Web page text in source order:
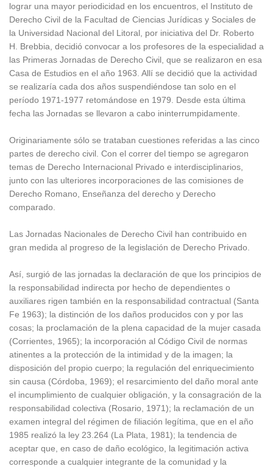
lograr una mayor periodicidad en los encuentros, el Instituto de
Derecho Civil de la Facultad de Ciencias Jurídicas y Sociales de
la Universidad Nacional del Litoral, por iniciativa del Dr. Roberto
H. Brebbia, decidió convocar a los profesores de la especialidad a
las Primeras Jornadas de Derecho Civil, que se realizaron en esa
Casa de Estudios en el año 1963. Allí se decidió que la actividad
se realizaría cada dos años suspendiéndose tan solo en el
período 1971-1977 retomándose en 1979. Desde esta última
fecha las Jornadas se llevaron a cabo ininterrumpidamente.
Originariamente sólo se trataban cuestiones referidas a las cinco
partes de derecho civil. Con el correr del tiempo se agregaron
temas de Derecho Internacional Privado e interdisciplinarios,
junto con las ulteriores incorporaciones de las comisiones de
Derecho Romano, Enseñanza del derecho y Derecho
comparado.
Las Jornadas Nacionales de Derecho Civil han contribuido en
gran medida al progreso de la legislación de Derecho Privado.
Así, surgió de las jornadas la declaración de que los principios de
la responsabilidad indirecta por hecho de dependientes o
auxiliares rigen también en la responsabilidad contractual (Santa
Fe 1963); la distinción de los daños producidos con y por las
cosas; la proclamación de la plena capacidad de la mujer casada
(Corrientes, 1965); la incorporación al Código Civil de normas
atinentes a la protección de la intimidad y de la imagen; la
disposición del propio cuerpo; la regulación del enriquecimiento
sin causa (Córdoba, 1969); el resarcimiento del daño moral ante
el incumplimiento de cualquier obligación, y la consagración de la
responsabilidad colectiva (Rosario, 1971); la reclamación de un
examen integral del régimen de filiación legítima, que en el año
1985 realizó la ley 23.264 (La Plata, 1981); la tendencia de
aceptar que, en caso de daño ecológico, la legitimación activa
corresponde a cualquier integrante de la comunidad y la